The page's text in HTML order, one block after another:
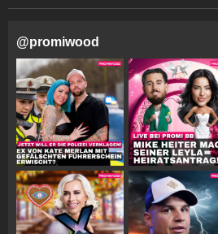
@promiwood